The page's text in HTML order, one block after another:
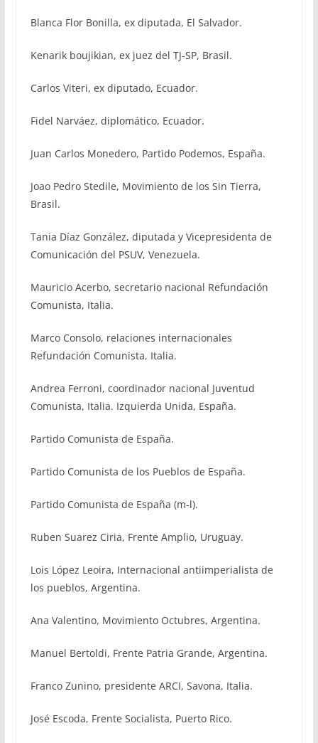
Blanca Flor Bonilla, ex diputada, El Salvador.
Kenarik boujikian, ex juez del TJ-SP, Brasil.
Carlos Viteri, ex diputado, Ecuador.
Fidel Narváez, diplomático, Ecuador.
Juan Carlos Monedero, Partido Podemos, España.
Joao Pedro Stedile, Movimiento de los Sin Tierra,
Brasil.
Tania Díaz González, diputada y Vicepresidenta de
Comunicación del PSUV, Venezuela.
Mauricio Acerbo, secretario nacional Refundación
Comunista, Italia.
Marco Consolo, relaciones internacionales
Refundación Comunista, Italia.
Andrea Ferroni, coordinador nacional Juventud
Comunista, Italia. Izquierda Unida, España.
Partido Comunista de España.
Partido Comunista de los Pueblos de España.
Partido Comunista de España (m-l).
Ruben Suarez Ciria, Frente Amplio, Uruguay.
Lois López Leoira, Internacional antiimperialista de
los pueblos, Argentina.
Ana Valentino, Movimiento Octubres, Argentina.
Manuel Bertoldi, Frente Patria Grande, Argentina.
Franco Zunino, presidente ARCI, Savona, Italia.
José Escoda, Frente Socialista, Puerto Rico.